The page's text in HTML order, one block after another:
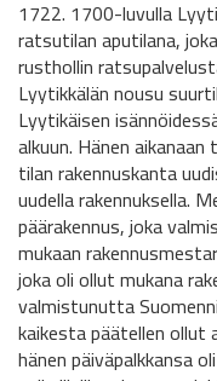
1722. 1700-luvulla
ratsutilan aputilana,
rusthollin
Lyytikkälän nousu
Lyytikäisen
alkuun. Hänen
tilan rakennuskanta
uudella rakennuksella.
päärakennus, joka
mukaan
joka oli ollut mukana
valmistunutta
kaikesta päätellen
hänen päiväpalkkansa